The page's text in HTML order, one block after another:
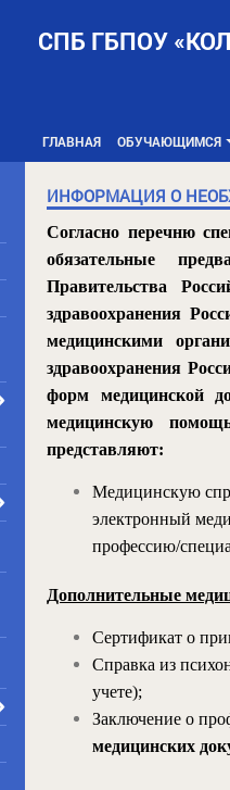
СПБ ГБПОУ
ГЛАВНАЯ ОБУЧАЮЩИМСЯ
ИНФОРМАЦИЯ О
Согласно перечню
обязательные
Правительства
здравоохранения
медицинскими
здравоохранения
форм медицинской
медицинскую
представляют:
Медицинскую
электронный
профессию/
Дополнительные
Сертификат о
Справка из
учете);
Заключение о
медицинских